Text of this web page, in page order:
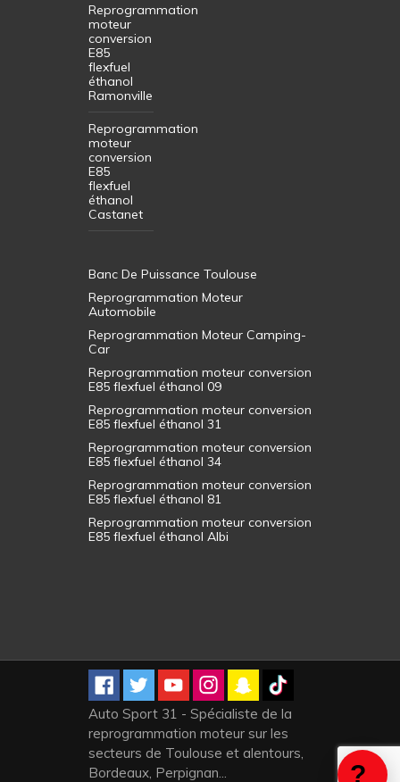
Reprogrammation
moteur
conversion
E85
flexfuel
éthanol
Ramonville
Reprogrammation
moteur
conversion
E85
flexfuel
éthanol
Castanet
Banc De Puissance Toulouse
Reprogrammation Moteur
Automobile
Reprogrammation Moteur Camping-
Car
Reprogrammation moteur conversion
E85 flexfuel éthanol 09
Reprogrammation moteur conversion
E85 flexfuel éthanol 31
Reprogrammation moteur conversion
E85 flexfuel éthanol 34
Reprogrammation moteur conversion
E85 flexfuel éthanol 81
Reprogrammation moteur conversion
E85 flexfuel éthanol Albi
Auto Sport 31 - Spécialiste de la
reprogrammation moteur sur les
secteurs de Toulouse et alentours,
Bordeaux, Perpignan...